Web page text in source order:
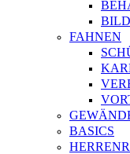
FAHNEN
BASICS